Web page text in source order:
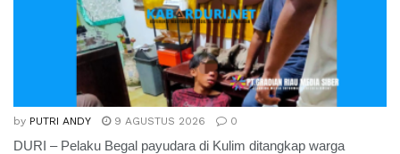
by PUTRI ANDY 9 AGUSTUS 2026 0
DURI – Pelaku Begal payudara di Kulim ditangkap warga